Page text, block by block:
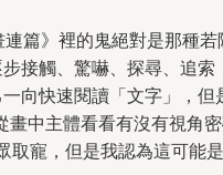
接觸、驚嚇、探尋、追
向快速閱讀「文字」，
中主體看看有沒有視
寵，但是我認為這可能